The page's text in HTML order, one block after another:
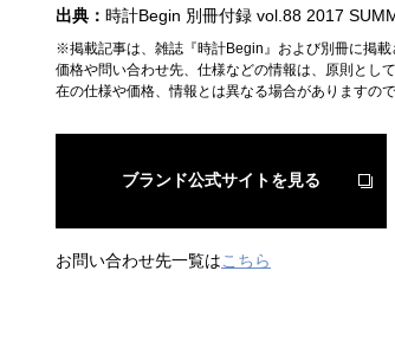
出典： 時計Begin 別冊付録 vol.88 2017
※掲載記事は、雑誌『時計Begin』および別冊に掲
価格や問い合わせ先、仕様などの情報は、原則とし
在の仕様や価格、情報とは異なる場合がありますの
ブランド公式サイトを見る
お問い合わせ先一覧はこちら